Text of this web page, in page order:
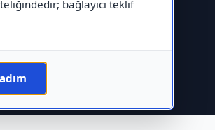
bağlayıcı teklif